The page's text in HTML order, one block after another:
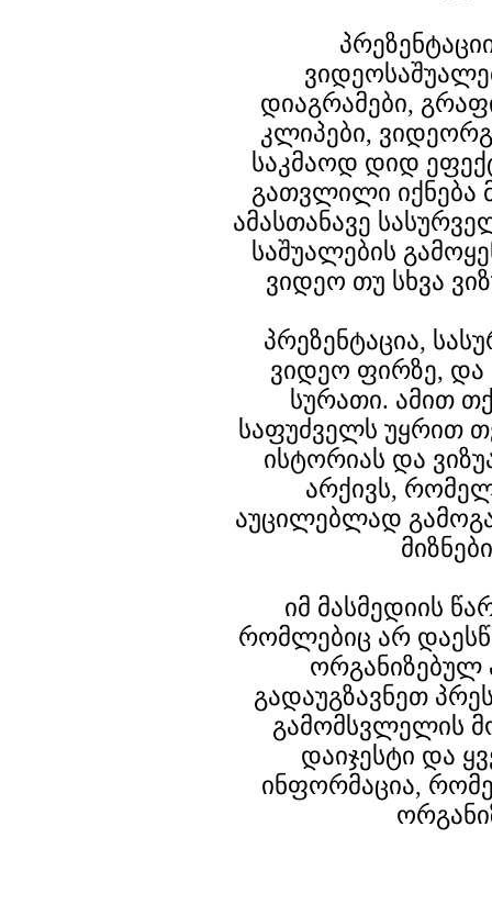
დიაგრამები,
კლიპები,
საკმაოდ დიდ
გათვლილი იქნება
ამასთანავე
საშუალების
ვიდეო თუ სხვა
პრეზენტაცია,
ვიდეო ფირზე,
სურათი. ამით
საფუძველს უყრით
ისტორიას და
არქივს,
აუცილებლად
იმ მასმედიის
რომლებიც არ
ორგანიზებულ
გადაუგზავნეთ
გამომსვლელის
დაიჯესტი და
ინფორმაცია,